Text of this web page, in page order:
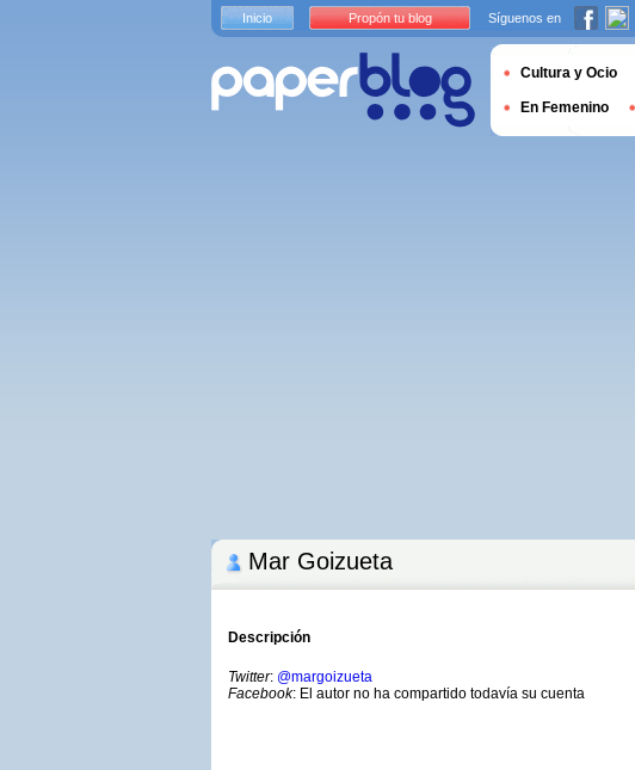
Mar Goizueta
Descripción
Twitter: @margoizueta
Facebook: El autor no ha compartido todavía su cuenta
Inicio Propón tu blog Síguenos en
Cultura y Ocio
En Femenino